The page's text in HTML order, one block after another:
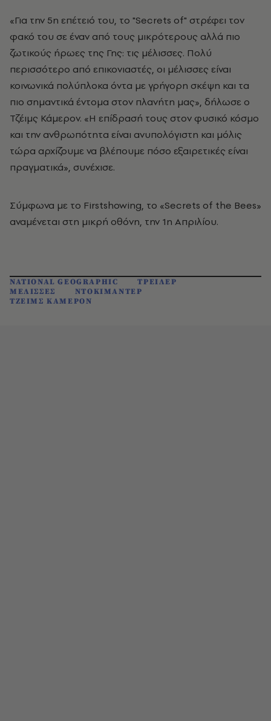
«Για την 5η επέτειό του, το "Secrets of" στρέφει τον
φακό του σε έναν από τους μικρότερους αλλά πιο
ζωτικούς ήρωες της Γης: τις μέλισσες. Πολύ
περισσότερο από επικονιαστές, οι μέλισσες είναι
κοινωνικά πολύπλοκα όντα με γρήγορη σκέψη και τα
πιο σημαντικά έντομα στον πλανήτη μας», δήλωσε ο
Τζέιμς Κάμερον. «Η επίδρασή τους στον φυσικό κόσμο
και την ανθρωπότητα είναι ανυπολόγιστη και μόλις
τώρα αρχίζουμε να βλέπουμε πόσο εξαιρετικές είναι
πραγματικά», συνέχισε.
Σύμφωνα με το Firstshowing, το «Secrets of the Bees»
αναμένεται στη μικρή οθόνη, την 1η Απριλίου.
NATIONAL GEOGRAPHIC
ΤΡΕΙΛΕΡ
ΜΕΛΙΣΣΕΣ
ΝΤΟΚΙΜΑΝΤΕΡ
ΤΖΕΙΜΣ ΚΑΜΕΡΟΝ